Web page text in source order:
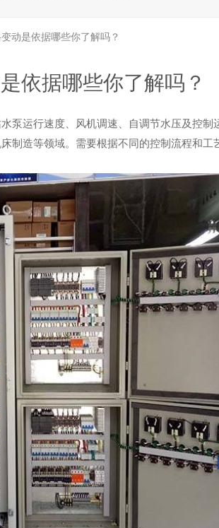
动是依据哪些你了解吗？
依据哪些你了解吗？
泵运行速度、风机调速、自调节水压及控制
造等领域。需要根据不同的控制流程和工